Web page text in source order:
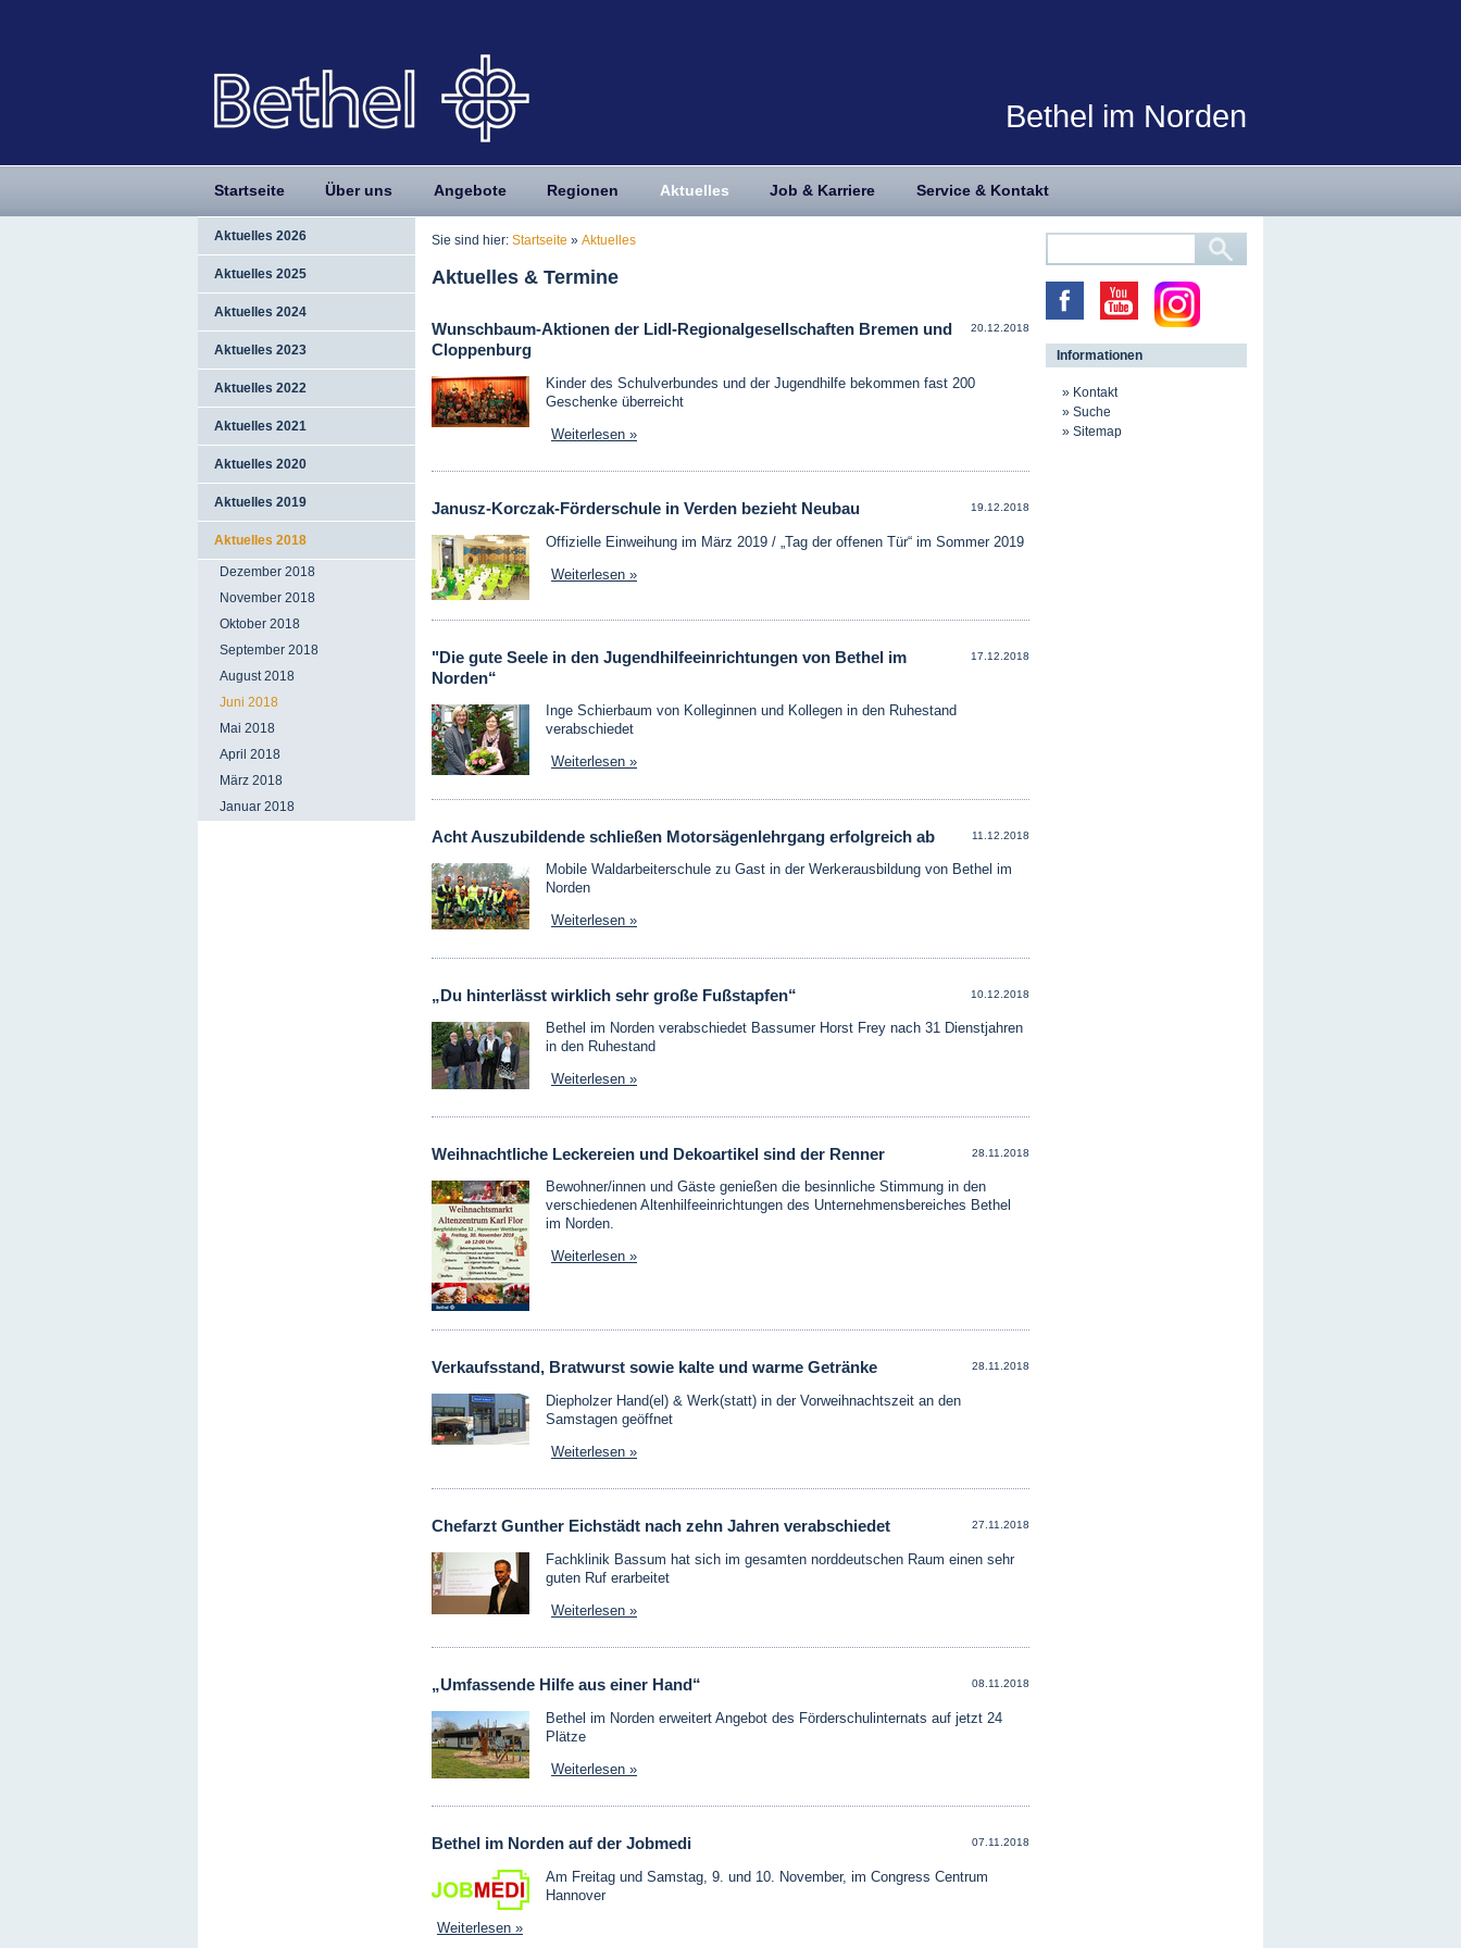
Bethel im Norden
Startseite Über uns Angebote Regionen Aktuelles Job & Karriere Service & Kontakt
Aktuelles 2026
Aktuelles 2025
Aktuelles 2024
Aktuelles 2023
Aktuelles 2022
Aktuelles 2021
Aktuelles 2020
Aktuelles 2019
Aktuelles 2018
Dezember 2018
November 2018
Oktober 2018
September 2018
August 2018
Juni 2018
Mai 2018
April 2018
März 2018
Januar 2018
Sie sind hier: Startseite » Aktuelles
Aktuelles & Termine
20.12.2018
Wunschbaum-Aktionen der Lidl-Regionalgesellschaften Bremen und
Cloppenburg
Kinder des Schulverbundes und der Jugendhilfe bekommen fast 200
Geschenke überreicht
Weiterlesen »
19.12.2018
Janusz-Korczak-Förderschule in Verden bezieht Neubau
Offizielle Einweihung im März 2019 / „Tag der offenen Tür“ im Sommer 2019
Weiterlesen »
17.12.2018
"Die gute Seele in den Jugendhilfeeinrichtungen von Bethel im
Norden“
Inge Schierbaum von Kolleginnen und Kollegen in den Ruhestand
verabschiedet
Weiterlesen »
11.12.2018
Acht Auszubildende schließen Motorsägenlehrgang erfolgreich ab
Mobile Waldarbeiterschule zu Gast in der Werkerausbildung von Bethel im
Norden
Weiterlesen »
10.12.2018
„Du hinterlässt wirklich sehr große Fußstapfen“
Bethel im Norden verabschiedet Bassumer Horst Frey nach 31 Dienstjahren
in den Ruhestand
Weiterlesen »
28.11.2018
Weihnachtliche Leckereien und Dekoartikel sind der Renner
Bewohner/innen und Gäste genießen die besinnliche Stimmung in den
verschiedenen Altenhilfeeinrichtungen des Unternehmensbereiches Bethel
im Norden.
Weiterlesen »
28.11.2018
Verkaufsstand, Bratwurst sowie kalte und warme Getränke
Diepholzer Hand(el) & Werk(statt) in der Vorweihnachtszeit an den
Samstagen geöffnet
Weiterlesen »
27.11.2018
Chefarzt Gunther Eichstädt nach zehn Jahren verabschiedet
Fachklinik Bassum hat sich im gesamten norddeutschen Raum einen sehr
guten Ruf erarbeitet
Weiterlesen »
08.11.2018
„Umfassende Hilfe aus einer Hand“
Bethel im Norden erweitert Angebot des Förderschulinternats auf jetzt 24
Plätze
Weiterlesen »
07.11.2018
Bethel im Norden auf der Jobmedi
Am Freitag und Samstag, 9. und 10. November, im Congress Centrum
Hannover
Weiterlesen »
Informationen
Kontakt
Suche
Sitemap